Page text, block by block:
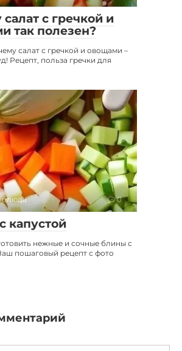
с гречкой и
так полезен?
салат с гречкой и овощами –
Рецепт, польза гречки для
0
капустой
нежные и сочные блины с
пошаговый рецепт с фото